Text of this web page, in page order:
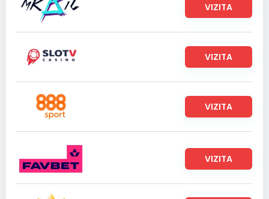
VIZITA
VIZITA
VIZITA
VIZITA